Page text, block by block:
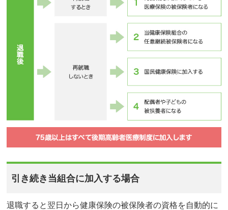
引き続き当組合に加入する場合
退職すると翌日から健康保険の被保険者の資格を自動的に